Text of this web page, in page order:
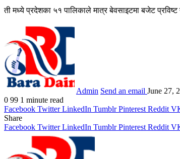
ती मध्ये प्रदेशका ५१ पालिकाले मात्र बेवसाइटमा बजेट
Admin Send an email June 27,
0 99 1 minute read
Facebook Twitter LinkedIn Tumblr Pinterest Reddit
Share
Facebook Twitter LinkedIn Tumblr Pinterest Reddit